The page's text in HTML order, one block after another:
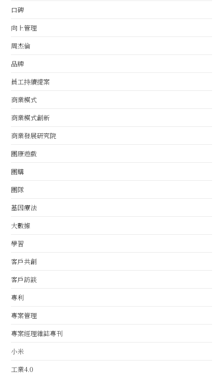
口碑
向上管理
周杰倫
品牌
員工持續提案
商業模式
商業模式創新
商業發展研究院
團康遊戲
團購
團隊
基因療法
大數據
學習
客戶共創
客戶訪談
專利
專案管理
專案經理雜誌專刊
小米
工業4.0